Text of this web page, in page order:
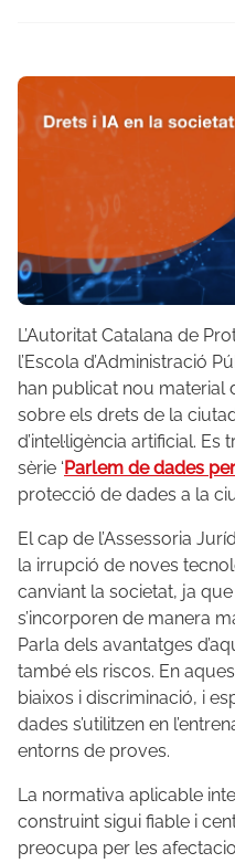
L’Autoritat Catalana de
l’Escola d’Administració
han publicat nou material
sobre els drets de la
d’intel·ligència artificial. Es
sèrie ‘ Parlem de dades
protecció de dades a la
El cap de l’Assessoria
la irrupció de noves
canviant la societat, ja
s’incorporen de manera
Parla dels avantatges
també els riscos. En
biaixos i discriminació, i
dades s’utilitzen en
entorns de proves.
La normativa aplicable
construint sigui fiable i
preocupa per les